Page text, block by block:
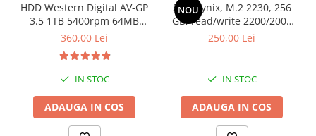
Mouse
UPS-uri
Accesorii UPS-uri
Statii GRAFICE Refurbished
HDD Western Digital AV-GP
3.5 1TB 5400rpm 64MB
SATA3 (WD10EURX)
360,00 Lei
IN STOC
ADAUGA IN COS
NOU
SSD Hynix, M.2 2230, 256
GB, read/write 2200/2000
MB/s, bulk
250,00 Lei
IN STOC
ADAUGA IN COS